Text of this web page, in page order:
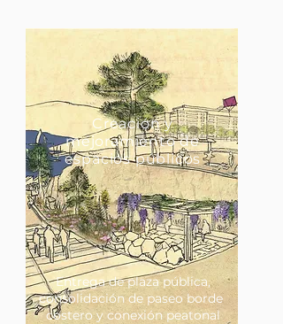
Creación y
mejoramiento de
espacios públicos
Entrega de plaza pública,
consolidación de paseo borde
costero y conexión peatonal